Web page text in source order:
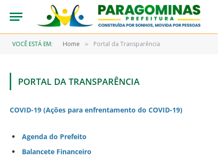
VOCÊ ESTÁ EM: Home » Portal da Transparência
PORTAL DA TRANSPARÊNCIA
COVID-19 (Ações para enfrentamento do COVID-19)
Agenda do Prefeito
Balancete Financeiro